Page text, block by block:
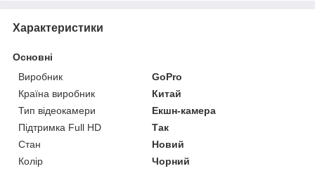
Характеристики
Основні
Виробник
GoPro
Країна виробник
Китай
Тип відеокамери
Екшн-камера
Підтримка Full HD
Так
Стан
Новий
Колір
Чорний